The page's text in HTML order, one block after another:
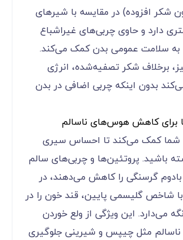
شکر افزوده) در مقایسه با شیرهای
دارد و حاوی چربی‌های غیراشباع
سلامت عمومی بدن کمک می‌کند.
برخلاف شکر تصفیه‌شده، انرژی
بدون اینکه چربی اضافی در بدن
شما کمک می‌کند تا احساس سیری
باشید. پروتئین‌ها و چربی‌های سالم
گرسنگی را کاهش می‌دهند، در
شاخص گلیسمی پایین، قند خون را در
می‌دارد. این ویژگی از ولع خوردن
مثل چیپس و شیرینی جلوگیری